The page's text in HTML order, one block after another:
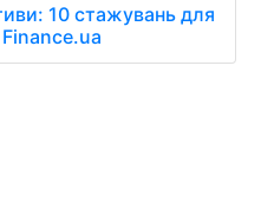
10 стажувань для
Finance.ua